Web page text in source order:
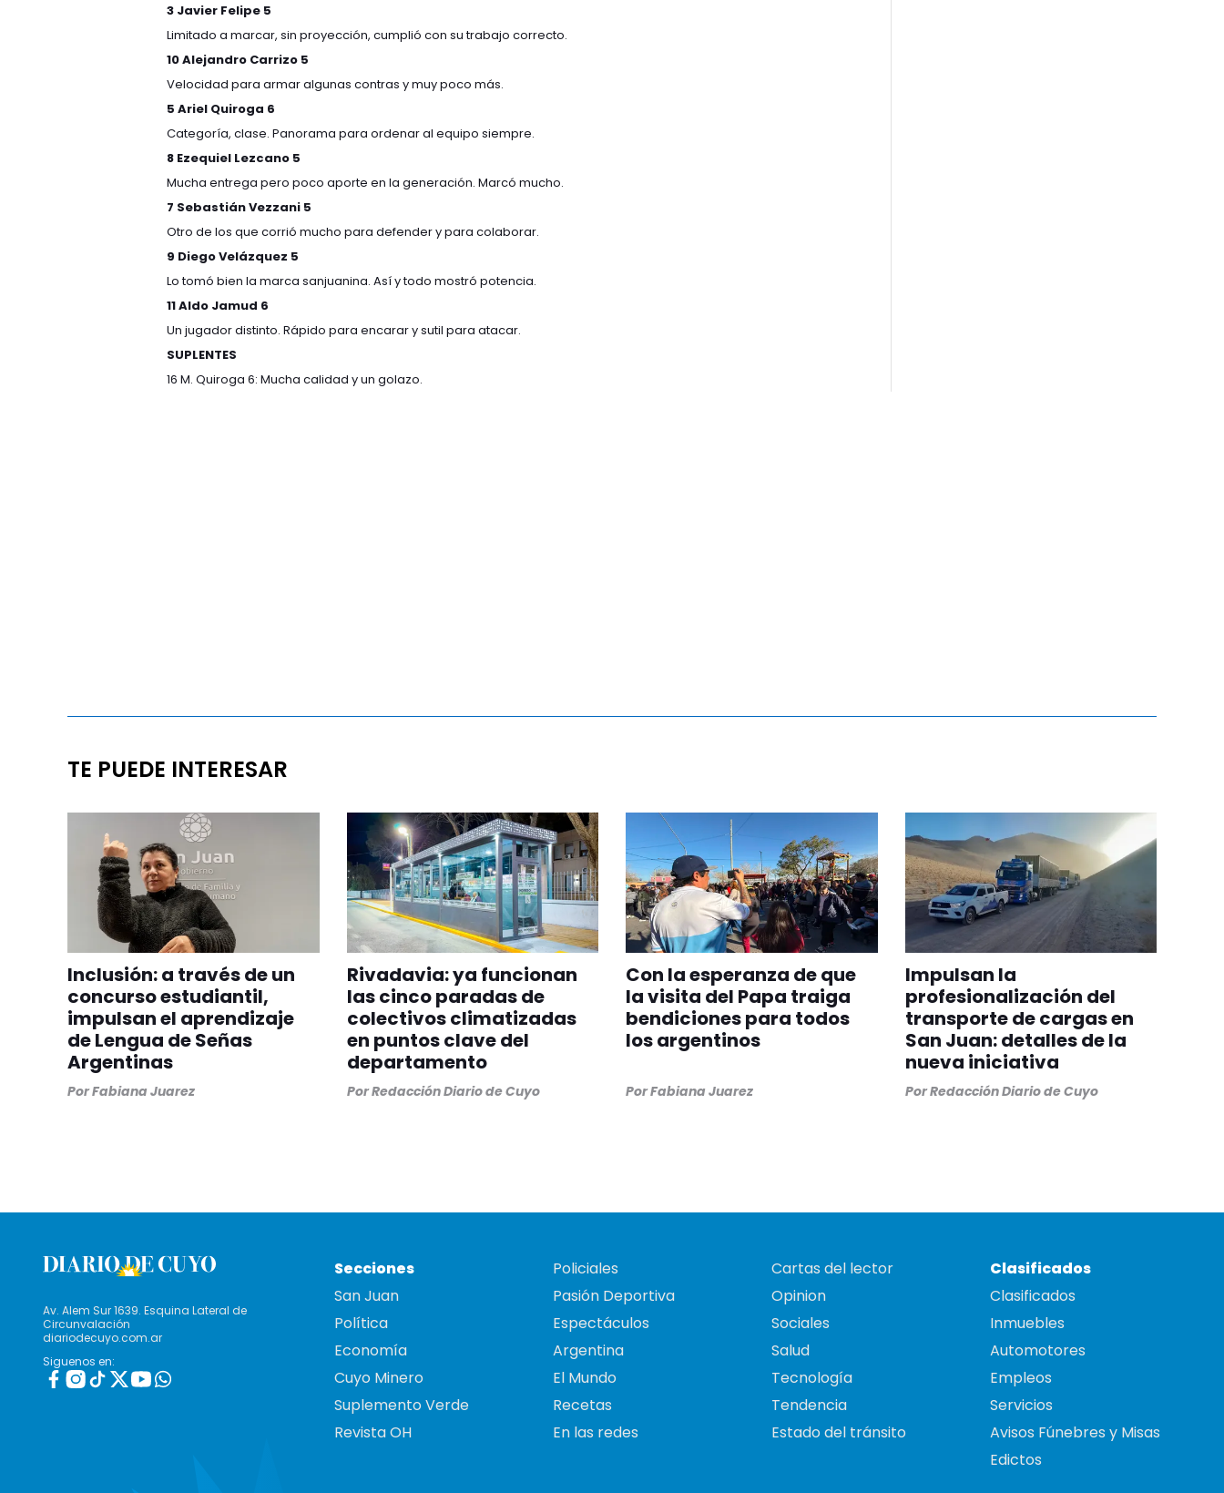
3 Javier Felipe 5
Limitado a marcar, sin proyección, cumplió con su trabajo correcto.
10 Alejandro Carrizo 5
Velocidad para armar algunas contras y muy poco más.
5 Ariel Quiroga 6
Categoría, clase. Panorama para ordenar al equipo siempre.
8 Ezequiel Lezcano 5
Mucha entrega pero poco aporte en la generación. Marcó mucho.
7 Sebastián Vezzani 5
Otro de los que corrió mucho para defender y para colaborar.
9 Diego Velázquez 5
Lo tomó bien la marca sanjuanina. Así y todo mostró potencia.
11 Aldo Jamud 6
Un jugador distinto. Rápido para encarar y sutil para atacar.
SUPLENTES
16 M. Quiroga 6: Mucha calidad y un golazo.
TE PUEDE INTERESAR
Inclusión: a través de un
concurso estudiantil,
impulsan el aprendizaje
de Lengua de Señas
Argentinas
PorFabiana Juarez
Rivadavia: ya funcionan
las cinco paradas de
colectivos climatizadas
en puntos clave del
departamento
PorRedacción Diario de Cuyo
Con la esperanza de que
la visita del Papa traiga
bendiciones para todos
los argentinos
PorFabiana Juarez
Impulsan la
profesionalización del
transporte de cargas en
San Juan: detalles de la
nueva iniciativa
PorRedacción Diario de Cuyo
Av. Alem Sur 1639. Esquina Lateral de
Circunvalación
diariodecuyo.com.ar
Siguenos en:
Secciones
San Juan
Política
Economía
Cuyo Minero
Suplemento Verde
Revista OH
Policiales
Pasión Deportiva
Espectáculos
Argentina
El Mundo
Recetas
En las redes
Cartas del lector
Opinion
Sociales
Salud
Tecnología
Tendencia
Estado del tránsito
Clasificados
Clasificados
Inmuebles
Automotores
Empleos
Servicios
Avisos Fúnebres y Misas
Edictos